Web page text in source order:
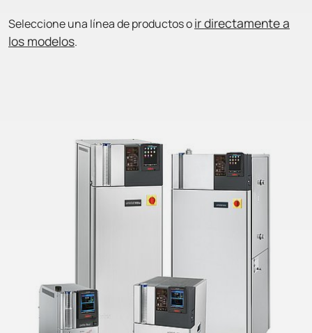
Seleccione una línea de productos oir directamente a
los modelos.